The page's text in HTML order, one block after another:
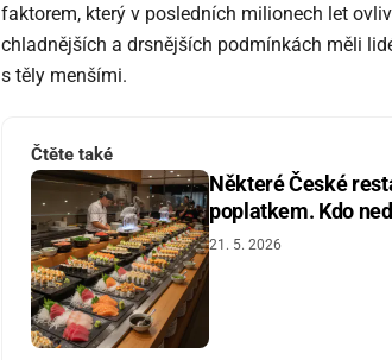
faktorem, který v posledních milionech let
chladnějších a drsnějších podmínkách měli
s těly menšími.
Čtěte také
Některé České
poplatkem. Kdo
21. 5. 2026